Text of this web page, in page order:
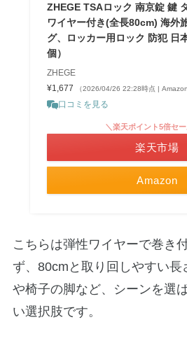
ZHEGE TSAロック 南京錠 鍵
ワイヤー付き(全長80cm) 海外
グ、ロッカー用ロック 防犯 日
個）
ZHEGE
¥1,677
（2026/04/26 22:28時点 | Amazon
口コミを見る
Amazon
＼楽天ポイント5倍セ
楽天市場
こちらは弾性ワイヤーで巻き
ず、80cmと取り回しやすい長
や椅子の脚など、シーンを選
い選択肢です。